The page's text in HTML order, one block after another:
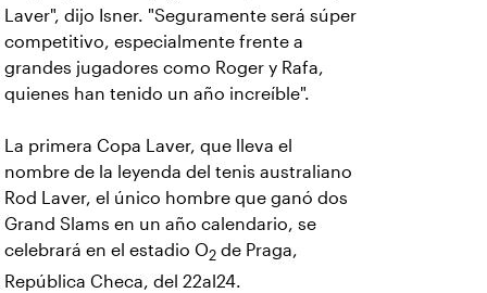
Laver", dijo Isner. "Seguramente será súper
competitivo, especialmente frente a
grandes jugadores como Roger y Rafa,
quienes han tenido un año increíble".
La primera Copa Laver, que lleva el
nombre de la leyenda del tenis australiano
Rod Laver, el único hombre que ganó dos
Grand Slams en un año calendario, se
celebrará en el estadio O2 de Praga,
República Checa, del 22al24.